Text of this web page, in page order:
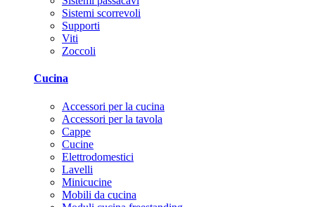
Sistemi scorrevoli
Supporti
Viti
Zoccoli
Cucina
Accessori per la cucina
Accessori per la tavola
Cappe
Cucine
Elettrodomestici
Lavelli
Minicucine
Mobili da cucina